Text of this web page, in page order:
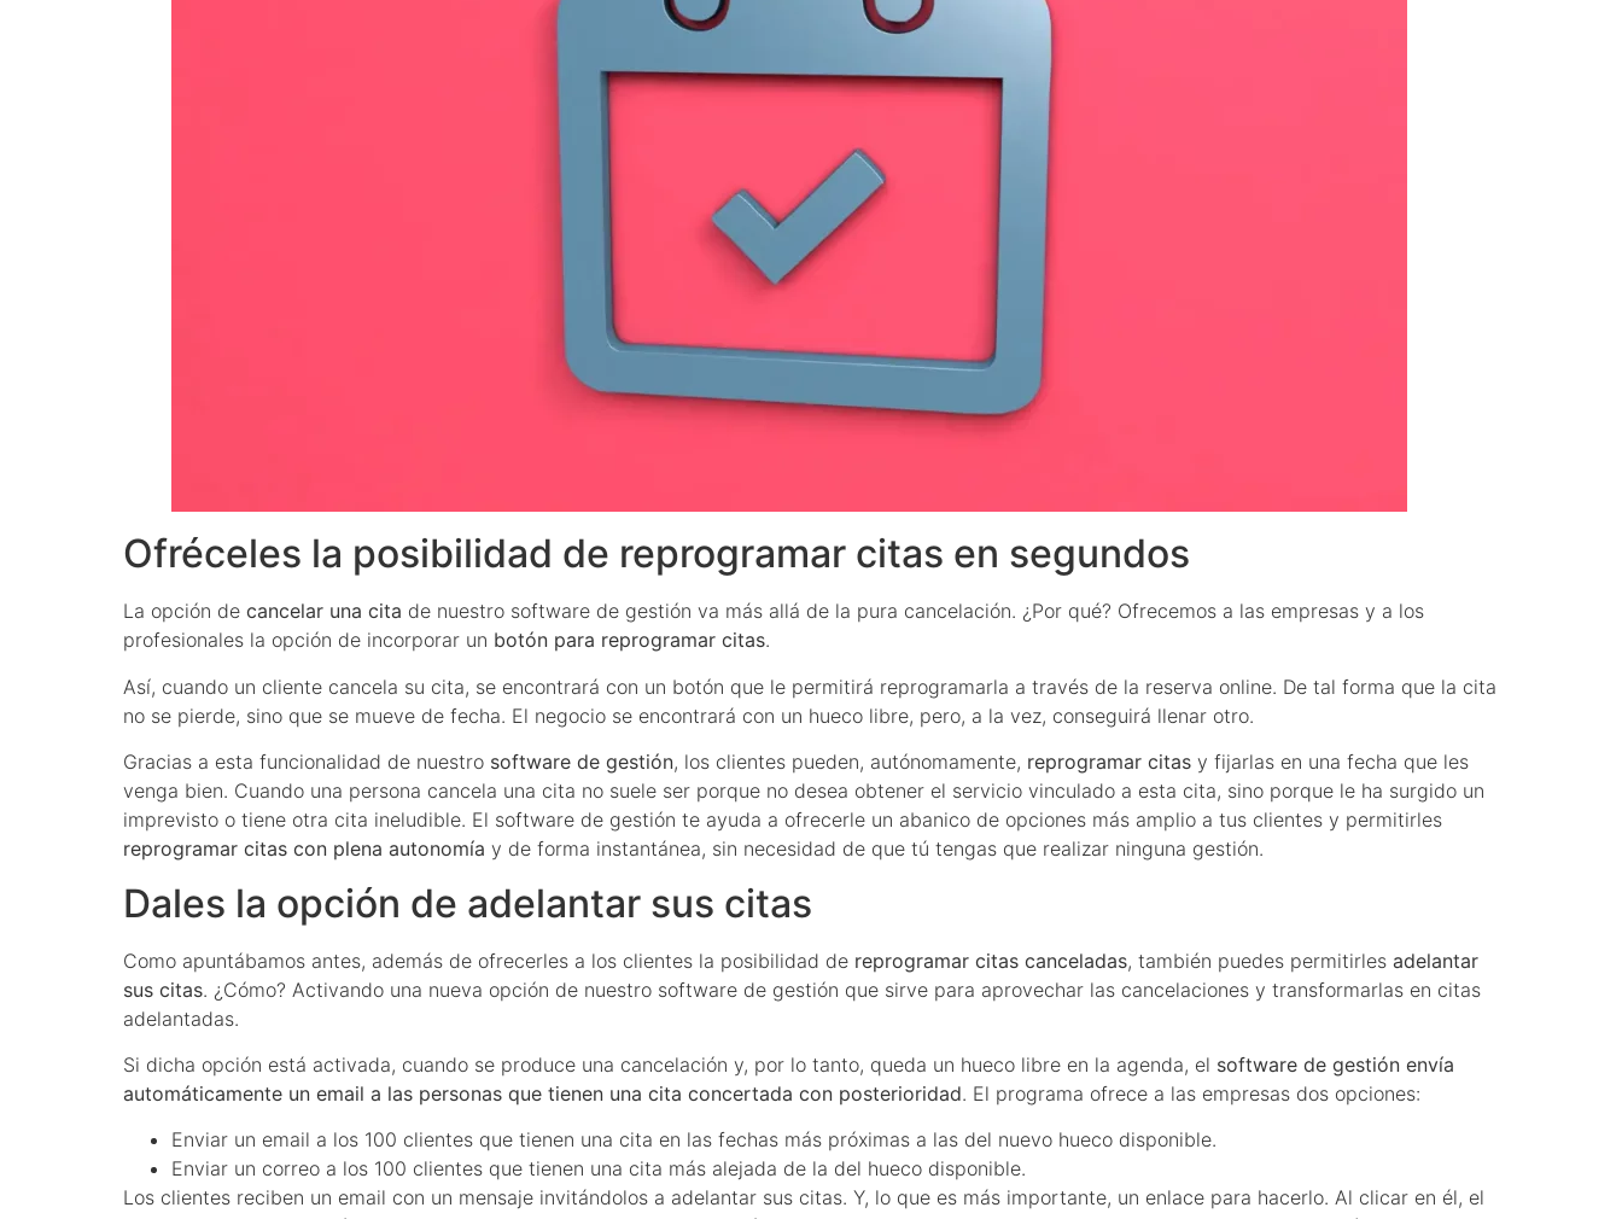
Ofréceles la posibilidad de reprogramar citas en segundos
La opción de cancelar una cita de nuestro software de gestión va más allá de la pura cancelación. ¿Por qué? Ofrecemos a las empresas y a los
profesionales la opción de incorporar un botón para reprogramar citas.
Así, cuando un cliente cancela su cita, se encontrará con un botón que le permitirá reprogramarla a través de la reserva online. De tal forma que la cita
no se pierde, sino que se mueve de fecha. El negocio se encontrará con un hueco libre, pero, a la vez, conseguirá llenar otro.
Gracias a esta funcionalidad de nuestro software de gestión, los clientes pueden, autónomamente, reprogramar citas y fijarlas en una fecha que les
venga bien. Cuando una persona cancela una cita no suele ser porque no desea obtener el servicio vinculado a esta cita, sino porque le ha surgido un
imprevisto o tiene otra cita ineludible. El software de gestión te ayuda a ofrecerle un abanico de opciones más amplio a tus clientes y permitirles
reprogramar citas con plena autonomía y de forma instantánea, sin necesidad de que tú tengas que realizar ninguna gestión.
Dales la opción de adelantar sus citas
Como apuntábamos antes, además de ofrecerles a los clientes la posibilidad de reprogramar citas canceladas, también puedes permitirles adelantar
sus citas. ¿Cómo? Activando una nueva opción de nuestro software de gestión que sirve para aprovechar las cancelaciones y transformarlas en citas
adelantadas.
Si dicha opción está activada, cuando se produce una cancelación y, por lo tanto, queda un hueco libre en la agenda, el software de gestión envía
automáticamente un email a las personas que tienen una cita concertada con posterioridad. El programa ofrece a las empresas dos opciones:
Enviar un email a los 100 clientes que tienen una cita en las fechas más próximas a las del nuevo hueco disponible.
Enviar un correo a los 100 clientes que tienen una cita más alejada de la del hueco disponible.
Los clientes reciben un email con un mensaje invitándolos a adelantar sus citas. Y, lo que es más importante, un enlace para hacerlo. Al clicar en él, el